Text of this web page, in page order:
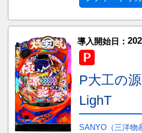
導入開始日：
P大工の
LighT
SANYO（三洋物